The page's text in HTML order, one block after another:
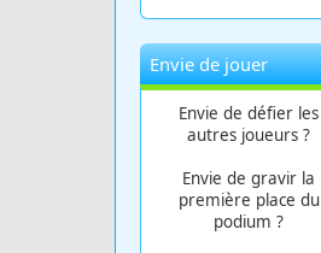
Envie de jouer
Envie de défier les
autres joueurs ?
Envie de gravir la
première place du
podium ?